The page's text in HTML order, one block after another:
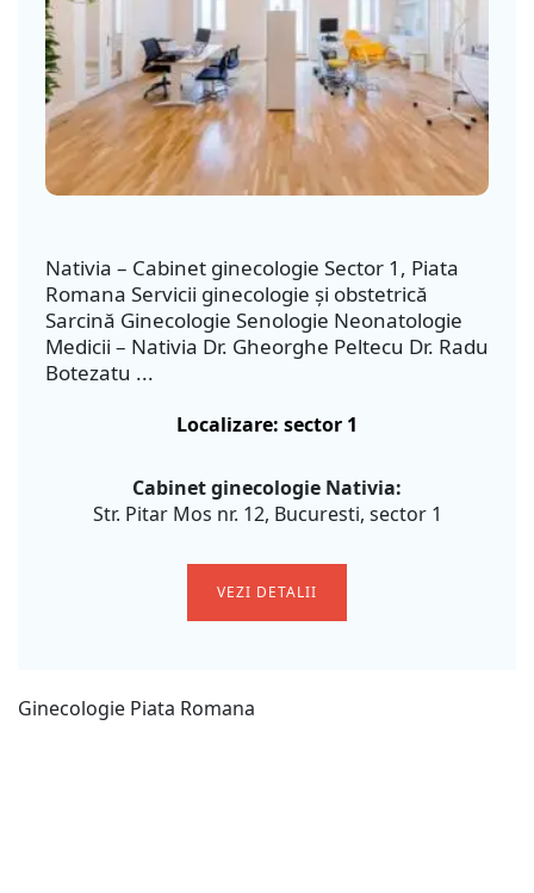
Nativia – Cabinet ginecologie Sector 1, Piata
Romana Servicii ginecologie și obstetrică
Sarcină Ginecologie Senologie Neonatologie
Medicii – Nativia Dr. Gheorghe Peltecu Dr. Radu
Botezatu ...
Localizare: sector 1
Cabinet ginecologie Nativia:
Str. Pitar Mos nr. 12, Bucuresti, sector 1
VEZI DETALII
Ginecologie Piata Romana